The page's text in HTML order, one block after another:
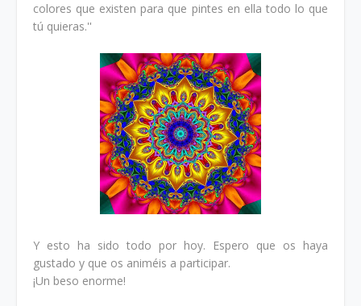
colores que existen para que pintes en ella todo lo que
tú quieras.''
Y esto ha sido todo por hoy. Espero que os haya
gustado y que os animéis a participar.
¡Un beso enorme!